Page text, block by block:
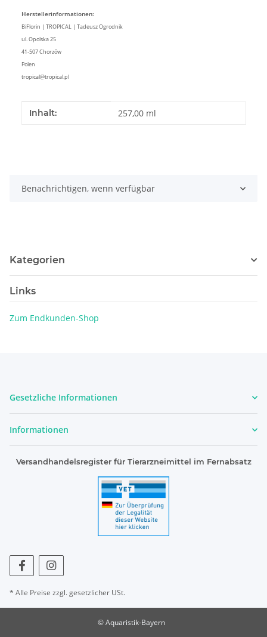
Herstellerinformationen:
BiFlorin | TROPICAL | Tadeusz Ogrodnik
ul. Opolska 25
41-507 Chorzów
Polen
tropical@tropical.pl
Produkteigenschaft
Wert
Inhalt: 257,00 ml
Benachrichtigen, wenn verfügbar
Kategorien
Links
Zum Endkunden-Shop
Gesetzliche Informationen
Informationen
Versandhandelsregister für Tierarzneimittel im Fernabsatz
* Alle Preise zzgl. gesetzlicher USt.
© Aquaristik-Bayern